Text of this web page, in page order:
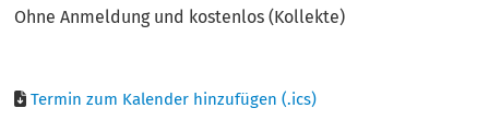
Ohne Anmeldung und kostenlos (Kollekte)
Termin zum Kalender hinzufügen (.ics)